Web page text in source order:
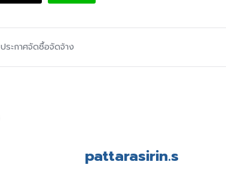
ประกาศจัดซื้อจัดจ้าง
pattarasirin.s